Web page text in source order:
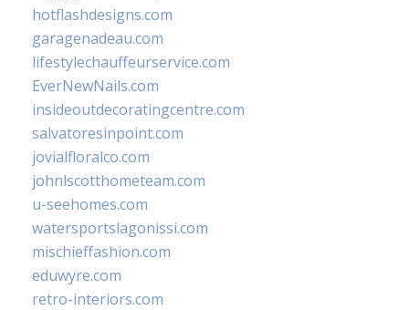
hotflashdesigns.com
garagenadeau.com
lifestylechauffeurservice.com
EverNewNails.com
insideoutdecoratingcentre.com
salvatoresinpoint.com
jovialfloralco.com
johnlscotthometeam.com
u-seehomes.com
watersportslagonissi.com
mischieffashion.com
eduwyre.com
retro-interiors.com